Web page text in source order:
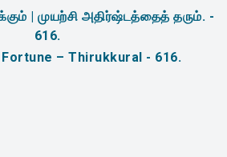
| முயற்சி அதிர்ஷ்டத்தைத் தரும். -
616.
– Thirukkural - 616.